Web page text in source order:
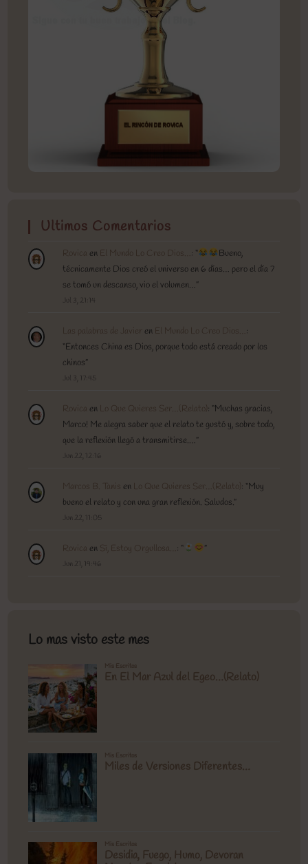
Ultimos Comentarios
Rovica en El Mundo Lo Creo Dios… : “
Bueno,
técnicamente Dios creó el universo en 6 días… pero el día 7
se tomó un descanso, vio el volumen…”
Jul 3, 21:14
Las palabras de Javier en El Mundo Lo Creo Dios… :
“Entonces China es Dios, porque todo está creado por los
chinos”
Jul 3, 17:45
Rovica en Lo Que Quieres Ser…(Relato) : “Muchas gracias,
Marco! Me alegra saber que el relato te gustó y, sobre todo,
que la reflexión llegó a transmitirse.…”
Jun 22, 12:16
Marcos B. Tanis en Lo Que Quieres Ser…(Relato) : “Muy
bueno el relato y con una gran reflexión. Saludos.”
Jun 22, 11:05
Rovica en Sí, Estoy Orgullosa… : “ ”
Jun 21, 19:46
Lo mas visto este mes